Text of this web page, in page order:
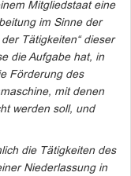
Mitgliedstaat eine
im Sinne der
Tätigkeiten“ dieser
die Aufgabe hat, in
Förderung des
mit denen
werden soll, und
die Tätigkeiten des
Niederlassung in